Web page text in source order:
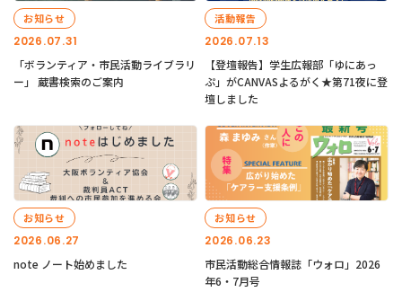
2026.07.31
お知らせ
「ボランティア・市民活動ライブラリ
ー」 蔵書検索のご案内
2026.07.13
活動報告
【登壇報告】学生広報部「ゆにあっ
ぷ」がCANVASよるがく★第71夜に登
壇しました
2026.06.27
お知らせ
note ノート始めました
2026.06.23
お知らせ
市民活動総合情報誌「ウォロ」2026
年6・7月号